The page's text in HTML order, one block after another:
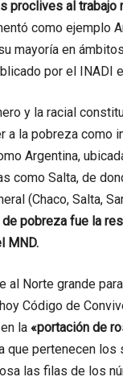
al trabajo
como ejemplo
mayoría en
por el INADI
y la racial
a la pobreza
Argentina,
como Salta, de
(Chaco, Salta,
pobreza fue la
MND.
al Norte grande
Código de
la «portación de
que pertenecen
las filas de los